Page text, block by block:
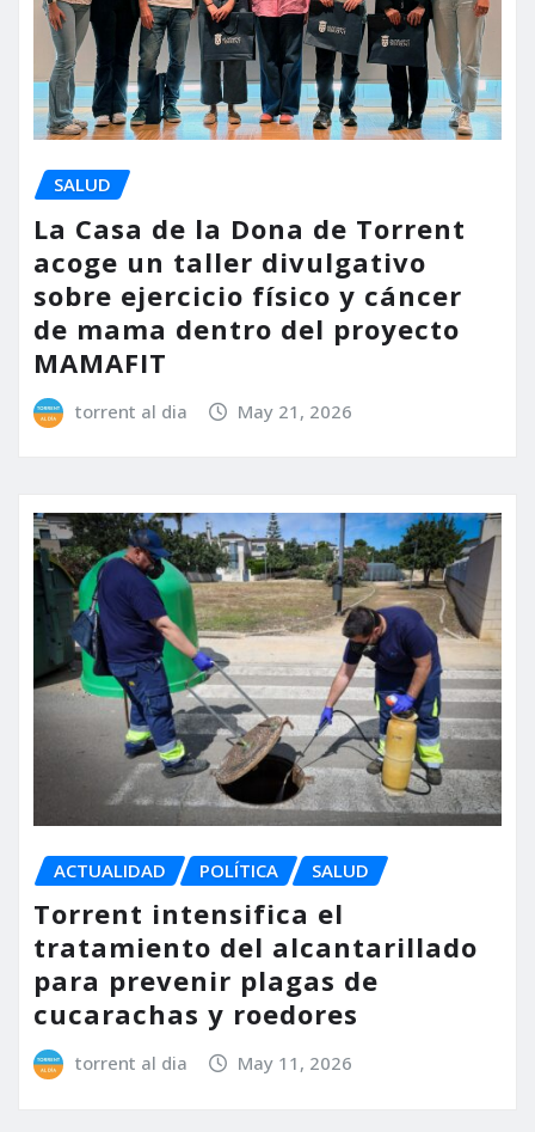
SALUD
La Casa de la Dona de Torrent
acoge un taller divulgativo
sobre ejercicio físico y cáncer
de mama dentro del proyecto
MAMAFIT
torrent al dia May 21, 2026
ACTUALIDAD POLÍTICA SALUD
Torrent intensifica el
tratamiento del alcantarillado
para prevenir plagas de
cucarachas y roedores
torrent al dia May 11, 2026